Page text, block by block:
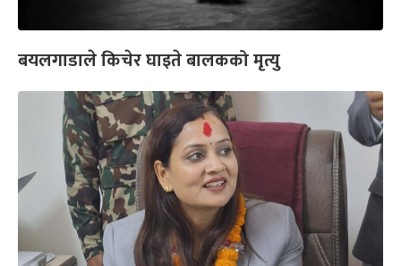
बयलगाडाले किचेर घाइते बालकको मृत्यु